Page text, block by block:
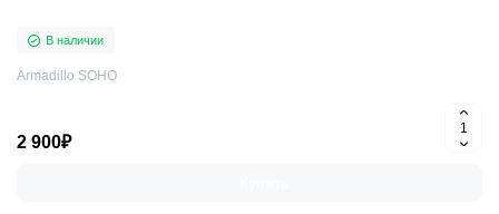
В наличии
Armadillo SOHO
2 900₽